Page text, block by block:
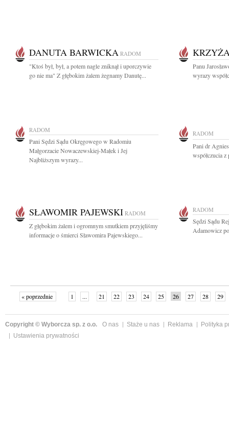
DANUTA BARWICKA RADOM
"Ktoś był, był, a potem nagle zniknął i uporczywie
go nie ma" Z głębokim żalem żegnamy Danutę...
Panu
wyrazy
RADOM
Pani Sędzi Sądu Okręgowego w Radomiu
Małgorzacie Nowaczewskiej-Małek i Jej
Najbliższym wyrazy...
RADOM
Pani dr
współczucia
SŁAWOMIR PAJEWSKI RADOM
Z głębokim żalem i ogromnym smutkiem przyjęliśmy
informacje o śmierci Sławomira Pajewskiego...
RADOM
Sędzi Sądu
Adamowicz
« poprzednie 1 ... 21 22 23 24 25 26 27 28
29
Copyright © Wyborcza sp. z o.o. O nas Staże u nas Reklama
Polityka
Ustawienia prywatności